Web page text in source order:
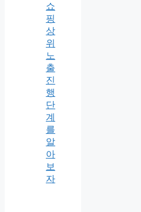
쇼
핑
상
위
노
출
진
행
단
계
를
알
아
보
자